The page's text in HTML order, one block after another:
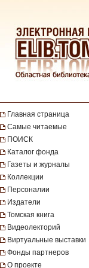
Главная страница
Самые читаемые
ПОИСК
Каталог фонда
Газеты и журналы
Коллекции
Персоналии
Издатели
Томская книга
Видеолекторий
Виртуальные выставки
Фонды партнеров
О проекте